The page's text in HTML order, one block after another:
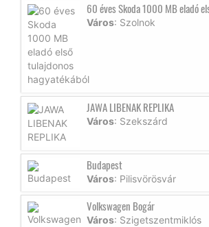
60 éves Skoda 1000 MB eladó
Város: Szolnok
JAWA LIBENAK REPLIKA
Város: Szekszárd
Budapest
Város: Pilisvörösvár
Volkswagen Bogár
Város: Szigetszentmiklós